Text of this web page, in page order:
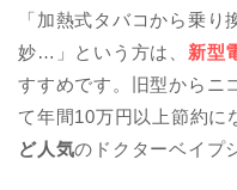
「加熱式タバコから乗
妙…」という方は、 新型
すすめです。旧型からニ
て年間10万円以上節約に
ど人気のドクターベイプ